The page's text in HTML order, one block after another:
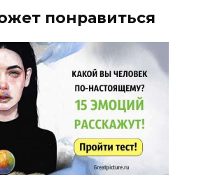
понравиться